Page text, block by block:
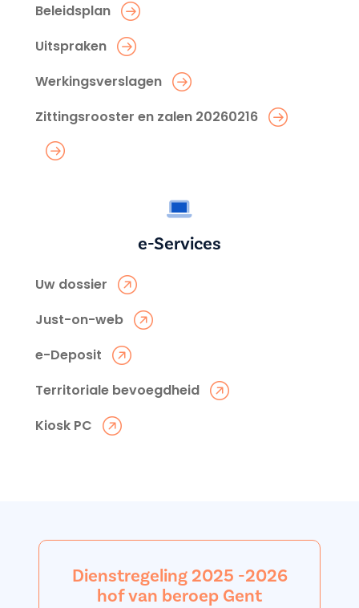
Beleidsplan
Uitspraken
Werkingsverslagen
Zittingsrooster en zalen 20260216
e-Services
Uw dossier
Just-on-web
e-Deposit
Territoriale bevoegdheid
Kiosk PC
Dienstregeling 2025 -2026
hof van beroep Gent